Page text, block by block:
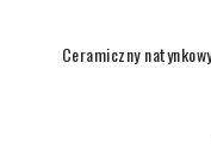
Ceramiczny